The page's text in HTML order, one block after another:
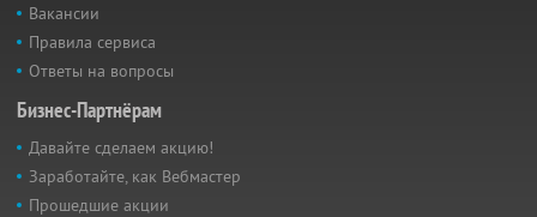
Вакансии
Правила сервиса
Ответы на вопросы
Бизнес-Партнёрам
Давайте сделаем акцию!
Заработайте, как Вебмастер
Прошедшие акции